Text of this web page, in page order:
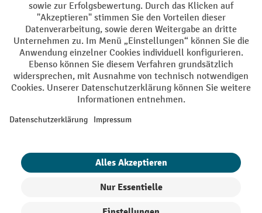
DE FR
AGB Impressum Datenschutz Privacy Settings
Alle Preise exkl. gesetzl. Mehrwertsteuer zzgl.Versandkosten und ggf.
Nachnahmegebühren, wenn nicht anders angegeben.
¹ Der Rabatt gilt so lange der Vorrat reicht. Der Rabatt gilt nicht auf
Erstregistrierung für den Newsletter gewährt. Der Gutschein ist 10
Tage gültig und kann ab einem Netto-Bestellwert von 250.- CHF online
eingelöst werden. Die Höhe des Rabatts variiert je nach
Arbeitsschutz | 5% auf Werkstatt, Betrieb, Transport, Stapeln und